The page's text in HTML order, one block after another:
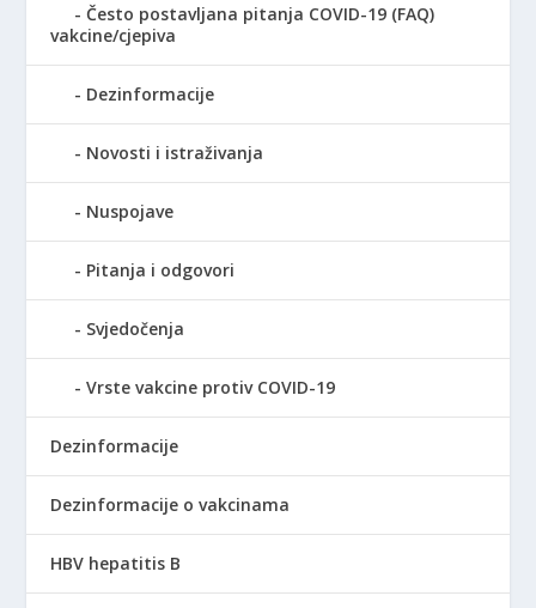
Često postavljana pitanja COVID-19 (FAQ)
vakcine/cjepiva
Dezinformacije
Novosti i istraživanja
Nuspojave
Pitanja i odgovori
Svjedočenja
Vrste vakcine protiv COVID-19
Dezinformacije
Dezinformacije o vakcinama
HBV hepatitis B